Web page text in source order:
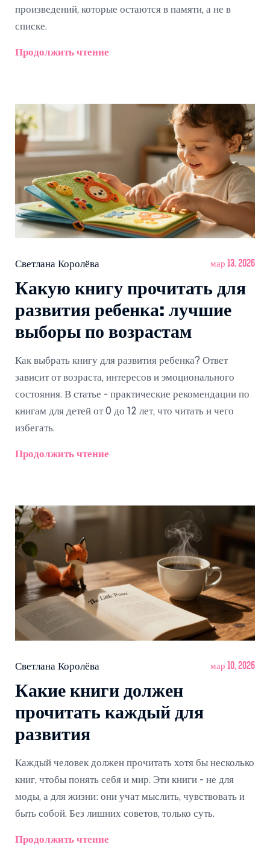
произведений, которые остаются в памяти, а не в
списке.
Продолжить чтение
Светлана Королёва мар 13, 2026
Какую книгу прочитать для
развития ребенка: лучшие
выборы по возрастам
Как выбрать книгу для развития ребенка? Ответ
зависит от возраста, интересов и эмоционального
состояния. В статье - практические рекомендации по
книгам для детей от 0 до 12 лет, что читать и чего
избегать.
Продолжить чтение
Светлана Королёва мар 10, 2026
Какие книги должен
прочитать каждый для
развития
Каждый человек должен прочитать хотя бы несколько
книг, чтобы понять себя и мир. Эти книги - не для
моды, а для жизни: они учат мыслить, чувствовать и
быть собой. Без лишних советов, только суть.
Продолжить чтение